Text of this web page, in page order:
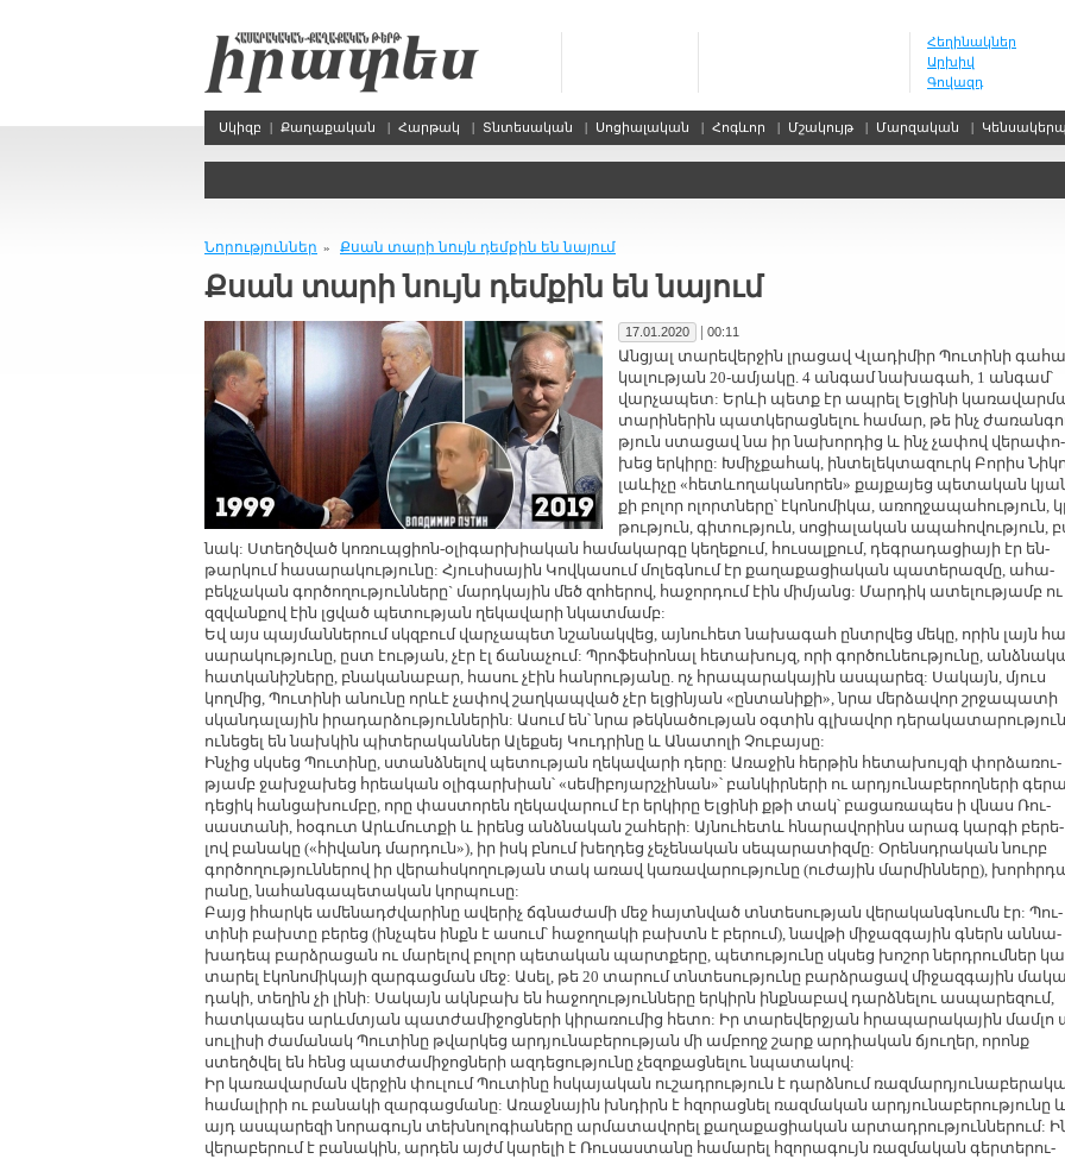
Հեղինակներ
Արխիվ
Գովազդ
Սկիզբ | Քաղաքական | Հարթակ | Տնտեսական | Սոցիալական | Հոգևոր | Մշակույթ | Մարզական | Կենսակերպ
Նորություններ » Քսան տա­րի նույն դեմ­քին են նա­յում
Քսան տա­րի նույն դեմ­քին են նա­յում
17.01.2020 | 00:11
Ան­ցյալ տա­րե­վեր­ջին լրա­ցավ Վլա­դի­միր Պու­տի­նի
կա­լու­թյան 20-ա­մյա­կը. 4 ան­գամ նա­խա­գահ, 1 ան­գամ՝
վար­չա­պետ: Երևի պետք էր ապ­րել Ել­ցի­նի
տա­րի­նե­րին պատ­կե­րաց­նե­լու հա­մար, թե ինչ
թյուն ստա­ցավ նա իր նա­խոր­դից և ինչ չա­փով վե­րա­փո­
խեց եր­կի­րը: Խմիչ­քա­հակ, ին­տե­լեկ­տա­զուրկ Բո­րիս
լաևի­չը «հետևո­ղա­կա­նո­րեն» քայ­քա­յեց պե­տա­կան
քի բո­լոր ո­լորտ­նե­րը՝ է­կո­նո­մի­կա, ա­ռող­ջա­պա­հու­թյուն,
թու­թյուն, գի­տու­թյուն, սո­ցիա­լա­կան ա­պա­հո­վու­թյուն,
նակ: Ստեղծ­ված կո­ռուպ­ցիոն-օ­լի­գար­խիա­կան հա­մա­կար­գը կե­ղե­քում, հու­սալ­քում, դեգ­րա­դա­ցիա­յի էր են­
թար­կում հա­սա­րա­կու­թյու­նը: Հյու­սի­սա­յին Կով­կա­սում մո­լեգ­նում էր քա­ղա­քա­ցիա­կան պա­տե­րազ­մը, ա­հա­
բեկ­չա­կան գոր­ծո­ղու­թյուն­նե­րը` մարդ­կա­յին մեծ զո­հե­րով, հա­ջոր­դում էին մի­մյանց: Մար­դիկ ա­տե­լու­թյամբ ու
զզ­վան­քով էին լց­ված պե­տու­թյան ղե­կա­վա­րի նկատ­մամբ:
Եվ այս պայ­ման­նե­րում սկզ­բում վար­չա­պետ նշա­նակ­վեց, այ­նու­հետ նա­խա­գահ ըն­տր­վեց մե­կը, ո­րին լայն
սա­րա­կու­թյու­նը, ըստ էու­թյան, չէր էլ ճա­նա­չում: Պրո­ֆե­սիո­նալ հե­տա­խույզ, ո­րի գոր­ծու­նեու­թյու­նը,
հատ­կա­նիշ­նե­րը, բնա­կա­նա­բար, հա­սու չէին հան­րու­թյա­նը. ոչ հրա­պա­րա­կա­յին աս­պա­րեզ: Սա­կայն, մյուս
կող­մից, Պու­տի­նի ա­նու­նը որևէ չա­փով շաղ­կապ­ված չէր ել­ցի­նյան «ըն­տա­նի­քի», նրա մեր­ձա­վոր շր­ջա­պա­տի
սկան­դա­լա­յին ի­րա­դար­ձու­թյուն­նե­րին: Ա­սում են՝ նրա թեկ­նա­ծու­թյան օգ­տին գլ­խա­վոր
ու­նե­ցել են նախ­կին պի­տե­րա­կան­ներ Ա­լեք­սեյ Կուդ­րի­նը և Ա­նա­տո­լի Չու­բայ­սը:
Ին­չից սկ­սեց Պու­տի­նը, ստանձ­նե­լով պե­տու­թյան ղե­կա­վա­րի դե­րը: Ա­ռա­ջին հեր­թին հե­տա­խույ­զի փոր­ձա­ռու­
թյամբ ջախ­ջա­խեց հրեա­կան օ­լի­գար­խիան՝ «սե­մի­բո­յարշ­չի­նան»՝ բան­կիր­նե­րի ու ար­դյու­նա­բե­րող­նե­րի
դե­ցիկ հան­ցա­խում­բը, ո­րը փաս­տո­րեն ղե­կա­վա­րում էր եր­կի­րը Ել­ցի­նի քթի տակ՝ բա­ցա­ռա­պես ի վնաս Ռու­
սաս­տա­նի, հօ­գուտ Արևմուտ­քի և ի­րենց անձ­նա­կան շա­հե­րի: Այ­նու­հետև հնա­րա­վո­րինս ա­րագ կար­գի բե­րե­
լով բա­նա­կը («հի­վանդ մար­դուն»), իր իսկ բնում խեղ­դեց չե­չե­նա­կան սե­պա­րա­տիզ­մը: Օ­րեն­սդ­րա­կան նուրբ
գոր­ծո­ղու­թյուն­նե­րով իր վե­րահս­կո­ղու­թյան տակ ա­ռավ կա­ռա­վա­րու­թյու­նը (ու­ժա­յին մար­մին­նե­րը),
րա­նը, նա­հան­գա­պե­տա­կան կոր­պու­սը:
Բայց ի­հար­կե ա­մե­նադժ­վա­րի­նը ա­վե­րիչ ճգ­նա­ժա­մի մեջ հայ­տն­ված տն­տե­սու­թյան վե­րա­կանգ­նումն էր: Պու­
տի­նի բախ­տը բե­րեց (ինչ­պես ինքն է ա­սում՝ հա­ջո­ղա­կի բախտն է բե­րում), նավ­թի մի­ջազ­գա­յին գներն ան­նա­
խա­դեպ բարձ­րա­ցան ու մա­րե­լով բո­լոր պե­տա­կան պարտ­քե­րը, պե­տու­թյու­նը սկ­սեց խո­շոր ներդ­րում­ներ
տա­րել է­կո­նո­մի­կա­յի զար­գաց­ման մեջ: Ա­սել, թե 20 տա­րում տն­տե­սու­թյու­նը բարձ­րա­ցավ մի­ջազ­գա­յին
դա­կի, տե­ղին չի լի­նի: Սա­կայն ակն­բախ են հա­ջո­ղու­թյուն­նե­րը եր­կիրն ինք­նա­բավ դարձ­նե­լու աս­պա­րե­զում,
հատ­կա­պես արևմտյան պատ­ժա­մի­ջոց­նե­րի կի­րա­ռու­մից հե­տո: Իր տա­րե­վեր­ջյան հրա­պա­րա­կա­յին մամ­լո
սու­լի­սի ժա­մա­նակ Պու­տի­նը թվար­կեց ար­դյու­նա­բե­րու­թյան մի ամ­բողջ շարք ար­դիա­կան ճյու­ղեր, ո­րոնք
ստեղծ­վել են հենց պատ­ժա­մի­ջոց­նե­րի ազ­դե­ցու­թյու­նը չե­զո­քաց­նե­լու նպա­տա­կով:
Իր կա­ռա­վար­ման վեր­ջին փու­լում Պու­տի­նը հս­կա­յա­կան ու­շադ­րու­թյուն է դարձ­նում
հա­մա­լի­րի ու բա­նա­կի զար­գաց­մա­նը: Ա­ռաջ­նա­յին խն­դիրն է հզո­րաց­նել ռազ­մա­կան ար­դյու­նա­բե­րու­թյու­նը
այդ աս­պա­րե­զի նո­րա­գույն տեխ­նո­լո­գիա­նե­րը ար­մա­տա­վո­րել քա­ղա­քա­ցիա­կան ար­տադ­րու­թյուն­նե­րում:
վե­րա­բե­րում է բա­նա­կին, ար­դեն այժմ կա­րե­լի է Ռու­սաս­տա­նը հա­մա­րել հզո­րա­գույն ռազ­մա­կան գեր­տե­րու­